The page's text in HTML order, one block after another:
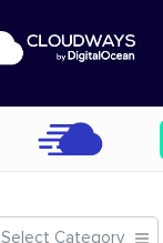
Select Category